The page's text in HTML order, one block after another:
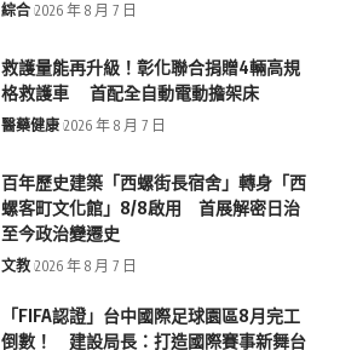
綜合 2026 年 8 月 7 日
救護量能再升級！彰化聯合捐贈4輛高規
格救護車 首配全自動電動擔架床
醫藥健康 2026 年 8 月 7 日
百年歷史建築「西螺街長宿舍」轉身「西
螺客町文化館」8/8啟用 首展解密日治
至今政治變遷史
文教 2026 年 8 月 7 日
「FIFA認證」台中國際足球園區8月完工
倒數！ 建設局長：打造國際賽事新舞台